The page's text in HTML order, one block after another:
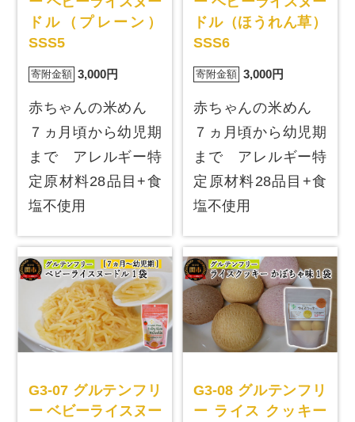
ドル（プレーン）
SSS5
寄附金額 3,000円
赤ちゃんの米めん
７ヵ月頃から幼児期
まで アレルギー特
定原材料28品目+食
塩不使用
ドル（ほうれん草）
SSS6
寄附金額 3,000円
赤ちゃんの米めん
７ヵ月頃から幼児期
まで アレルギー特
定原材料28品目+食
塩不使用
G3-07 グルテンフリ
ー ベビーライスヌー
G3-08 グルテンフリ
ー ライス クッキー